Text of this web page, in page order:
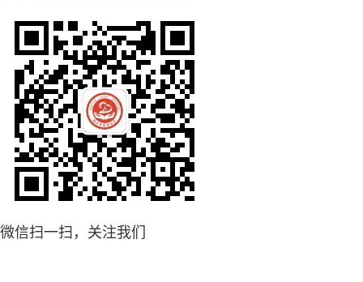
微信扫一扫，关注我们